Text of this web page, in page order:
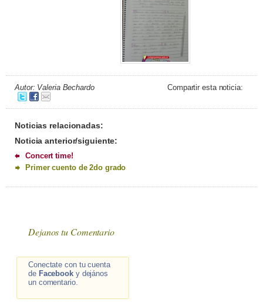
Autor: Valeria Bechardo Compartir esta noticia:
Noticias relacionadas:
Noticia anterior/siguiente:
Concert time!
Primer cuento de 2do grado
Dejanos tu Comentario
Conectate con tu cuenta
de Facebooky dejános
un comentario.